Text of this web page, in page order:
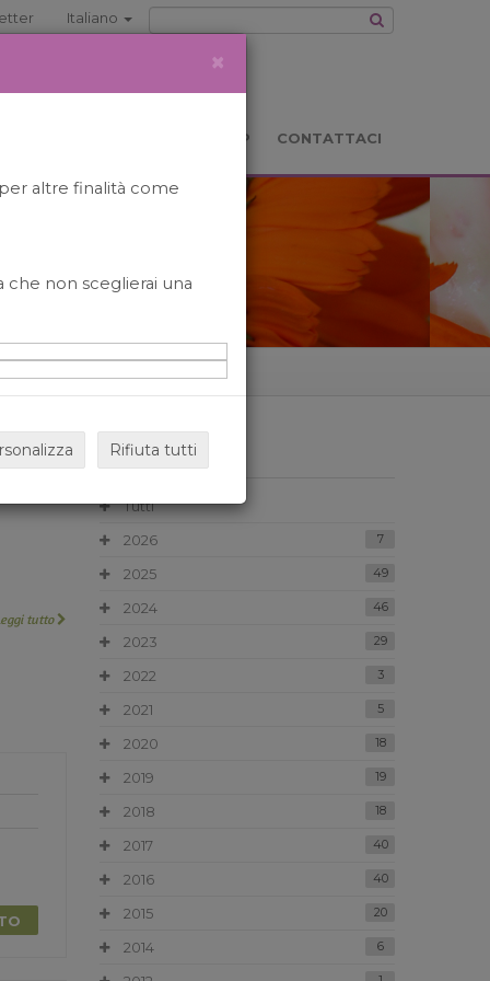
Italiano
BOOKSHOP CONTATTACI
tutto
ARCHIVIO
Tutti
2026
7
2025 49
2024 46
2023 29
2022 3
2021 5
2020 18
2019 19
2018 18
2017 40
2016 40
2015 20
2014 6
×
altre finalità come
che non sceglierai una
Rifiuta tutti